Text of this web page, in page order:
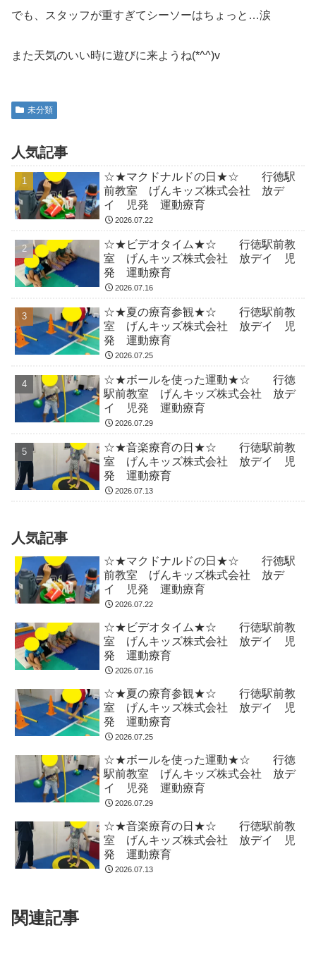
でも、スタッフが重すぎてシーソーはちょっと…涙
また天気のいい時に遊びに来ようね(*^^)v
未分類
人気記事
☆★マクドナルドの日★☆ 行徳駅
前教室 げんキッズ株式会社 放デ
イ 児発 運動療育
2026.07.22
☆★ビデオタイム★☆ 行徳駅前教
室 げんキッズ株式会社 放デイ 児
発 運動療育
2026.07.16
☆★夏の療育参観★☆ 行徳駅前教
室 げんキッズ株式会社 放デイ 児
発 運動療育
2026.07.25
☆★ボールを使った運動★☆ 行徳
駅前教室 げんキッズ株式会社 放デ
イ 児発 運動療育
2026.07.29
☆★音楽療育の日★☆ 行徳駅前教
室 げんキッズ株式会社 放デイ 児
発 運動療育
2026.07.13
人気記事
☆★マクドナルドの日★☆ 行徳駅
前教室 げんキッズ株式会社 放デ
イ 児発 運動療育
2026.07.22
☆★ビデオタイム★☆ 行徳駅前教
室 げんキッズ株式会社 放デイ 児
発 運動療育
2026.07.16
☆★夏の療育参観★☆ 行徳駅前教
室 げんキッズ株式会社 放デイ 児
発 運動療育
2026.07.25
☆★ボールを使った運動★☆ 行徳
駅前教室 げんキッズ株式会社 放デ
イ 児発 運動療育
2026.07.29
☆★音楽療育の日★☆ 行徳駅前教
室 げんキッズ株式会社 放デイ 児
発 運動療育
2026.07.13
関連記事